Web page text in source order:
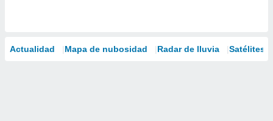
Actualidad Mapa de nubosidad Radar de lluvia Satélites